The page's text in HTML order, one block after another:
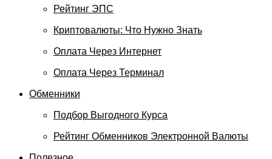
Рейтинг ЭПС
Криптовалюты: Что Нужно Знать
Оплата Через Интернет
Оплата Через Терминал
Обменники
Подбор Выгодного Курса
Рейтинг Обменников Электронной Валюты